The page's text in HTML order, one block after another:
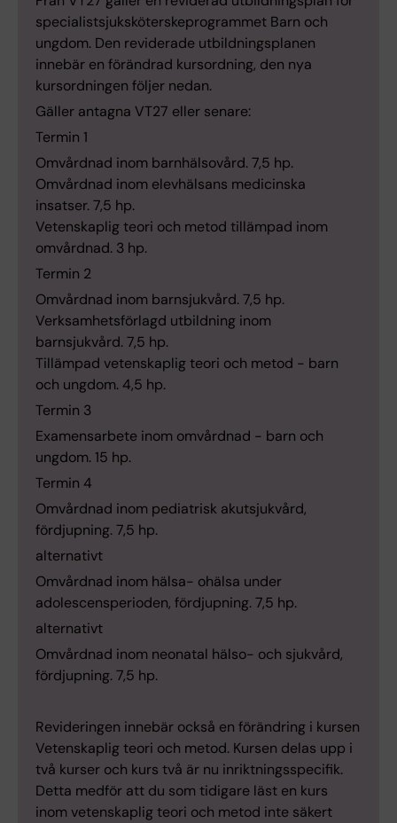
specialistsjuksköterskeprogrammet Barn och
ungdom. Den reviderade utbildningsplanen
innebär en förändrad kursordning, den nya
kursordningen följer nedan.
Gäller antagna VT27 eller senare:
Termin 1
Omvårdnad inom barnhälsovård. 7,5 hp.
Omvårdnad inom elevhälsans medicinska
insatser. 7,5 hp.
Vetenskaplig teori och metod tillämpad inom
omvårdnad. 3 hp.
Termin 2
Omvårdnad inom barnsjukvård. 7,5 hp.
Verksamhetsförlagd utbildning inom
barnsjukvård. 7,5 hp.
Tillämpad vetenskaplig teori och metod - barn
och ungdom. 4,5 hp.
Termin 3
Examensarbete inom omvårdnad - barn och
ungdom. 15 hp.
Termin 4
Omvårdnad inom pediatrisk akutsjukvård,
fördjupning. 7,5 hp.
alternativt
Omvårdnad inom hälsa- ohälsa under
adolescensperioden, fördjupning. 7,5 hp.
alternativt
Omvårdnad inom neonatal hälso- och sjukvård,
fördjupning. 7,5 hp.
Revideringen innebär också en förändring i kursen
Vetenskaplig teori och metod. Kursen delas upp i
två kurser och kurs två är nu inriktningsspecifik.
Detta medför att du som tidigare läst en kurs
inom vetenskaplig teori och metod inte säkert